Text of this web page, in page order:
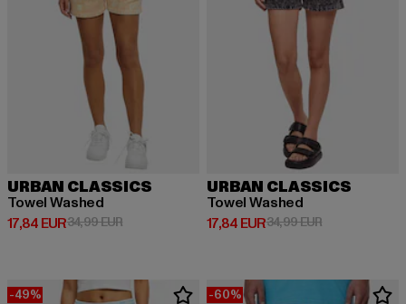
URBAN CLASSICS
Towel Washed
17,84 EUR
Derzeitiger Preis: 17,84 EUR
34,99 EURAktionspreis: 34,99 EUR
URBAN CLASSICS
Towel Washed
17,84 EUR
Derzeitiger Preis: 17,84 EUR
34,99 EURAktionspreis:
-49% -60%